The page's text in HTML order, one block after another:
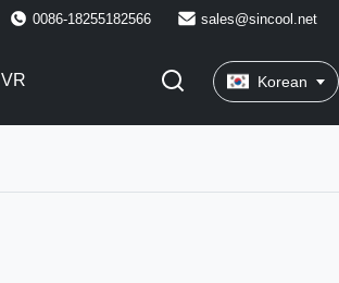
0086-18255182566 sales@sincool.net
VR Korean